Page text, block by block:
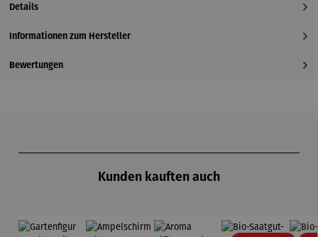
Details
Informationen zum Hersteller
Bewertungen
Kunden kauften auch